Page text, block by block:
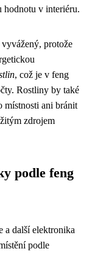
hodnotu v interiéru.
protože
, což je v feng
Rostliny by také
místnosti ani bránit
zdrojem
podle feng
a další elektronika
podle